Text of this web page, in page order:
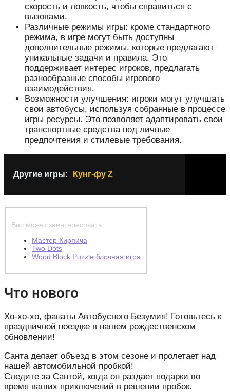
скорость и ловкость, чтобы справиться с
вызовами.
Различные режимы игры: кроме стандартного
режима, в игре могут быть доступны
дополнительные режимы, которые предлагают
уникальные задачи и правила. Это
поддерживает интерес игроков, предлагать
разнообразные способы игрового
взаимодействия.
Возможности улучшения: игроки могут улучшать
свои автобусы, используя собранные в процессе
игры ресурсы. Это позволяет адаптировать свои
транспортные средства под личные
предпочтения и стилевые требования.
Другие игры: Кунг-фу Z
Вас может заинтересовать:
Мастер Кирпича
Two Dots
Wood Block Puzzle блочная игра
Что нового
Хо-хо-хо, фанаты Автобусного Безумия! Готовьтесь к
праздничной поездке в нашем рождественском
обновлении!
Санта делает объезд в этом сезоне и пролетает над
нашей автомобильной пробкой!
Следите за Сантой, когда он раздает подарки во
время ваших приключений в решении пробок.